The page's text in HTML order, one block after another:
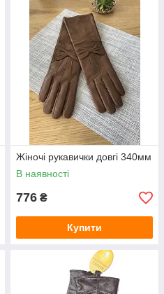
Жіночі рукавички довгі 340мм
В наявності
776 ₴
Купити